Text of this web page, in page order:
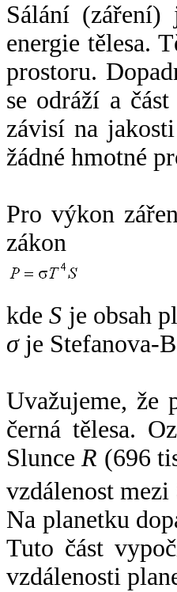
Sálání (záření)
energie tělesa.
prostoru.
se odráží a
závisí na
žádné hmotné
Pro výkon
zákon
kdeS je obsah
σje Stefanova-
Uvažujeme, že
černá tělesa.
SlunceR (696
vzdálenost
Na planetku
Tuto část
vzdálenosti